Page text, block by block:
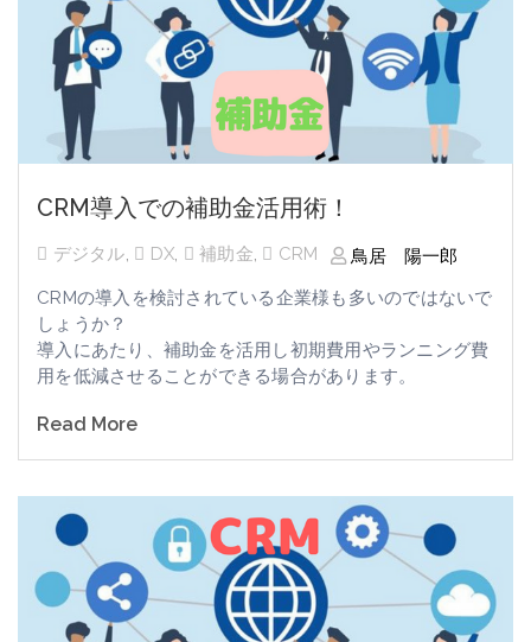
CRM導入での補助金活用術！
デジタル, DX, 補助金, CRM
鳥居 陽一郎
CRMの導入を検討されている企業様も多いのではないで
しょうか？
導入にあたり、補助金を活用し初期費用やランニング費
用を低減させることができる場合があります。
Read More